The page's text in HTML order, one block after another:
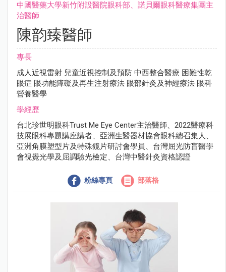
中國醫藥⼤學新⽵附設醫院眼科部、諾⾙爾眼科醫療集團主
治醫師
陳韵臻醫師
專長
成⼈近視雷射 兒童近視控制及預防 中⻄整合醫療 困難性乾
眼症 眼功能障礙及再⽣注射療法 眼部針灸及神經療法 眼科
營養醫學
學經歷
台北珍世明眼科Trust Me Eye Center主治醫師、2022醫療科
技展眼科專題講座講者、亞洲⽣醫器材協會眼科總召集⼈、
亞洲⾓膜塑型片及特殊鏡片研討會學員、台灣屈光防盲醫學
會視覺光學及屈調驗光檢定、台灣中醫針灸資格認證
粉絲專頁 部落格